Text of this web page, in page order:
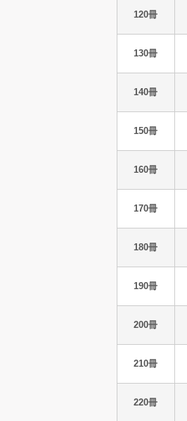
120冊
130冊
140冊
150冊
160冊
170冊
180冊
190冊
200冊
210冊
220冊